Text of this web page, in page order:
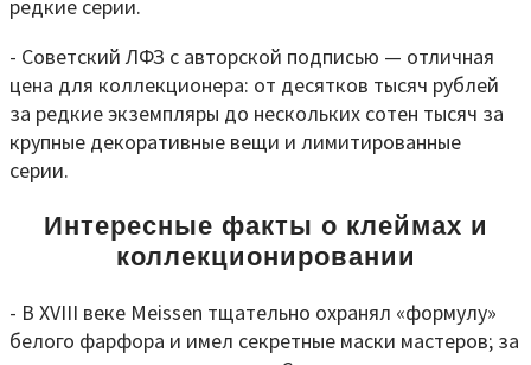
редкие серии.
- Советский ЛФЗ с авторской подписью — отличная
цена для коллекционера: от десятков тысяч рублей
за редкие экземпляры до нескольких сотен тысяч за
крупные декоративные вещи и лимитированные
серии.
Интересные факты о клеймах и
коллекционировании
- В XVIII веке Meissen тщательно охранял «формулу»
белого фарфора и имел секретные маcки мастеров; за